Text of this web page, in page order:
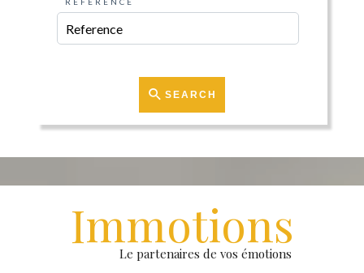
SEARCH
Immotions
Le partenaires de vos émotions